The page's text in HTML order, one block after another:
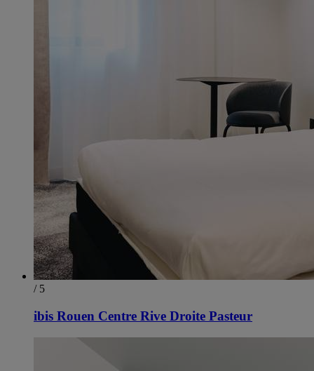
/ 5
ibis Rouen Centre Rive Droite Pasteur